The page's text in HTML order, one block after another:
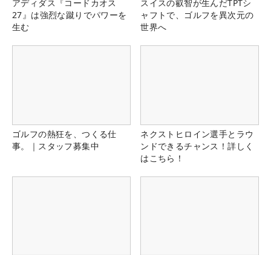
アディダス『コードカオス
27』は強烈な蹴りでパワーを
生む
スイスの叡智が生んだTPTシ
ャフトで、ゴルフを異次元の
世界へ
ゴルフの熱狂を、つくる仕
事。｜スタッフ募集中
ネクストヒロイン選手とラウ
ンドできるチャンス！詳しく
はこちら！